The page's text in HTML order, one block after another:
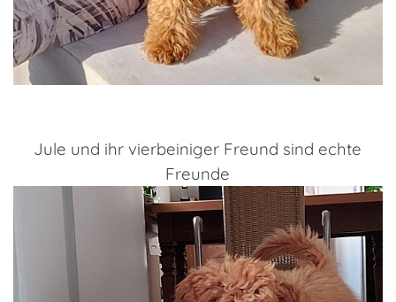
Jule und ihr vierbeiniger Freund sind echte
Freunde